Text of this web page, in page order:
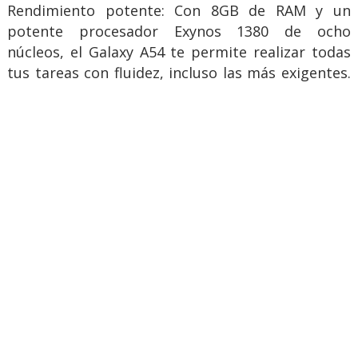
Rendimiento potente: Con 8GB de RAM y un
potente procesador Exynos 1380 de ocho
núcleos, el Galaxy A54 te permite realizar todas
tus tareas con fluidez, incluso las más exigentes.